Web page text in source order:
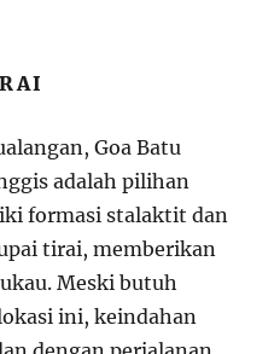
Goa Batu
adalah pilihan
formasi stalaktit dan
tirai, memberikan
Meski butuh
ini, keindahan